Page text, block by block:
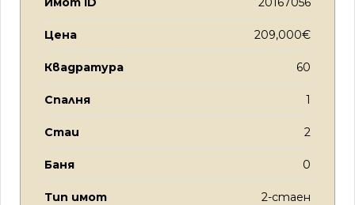
Цена 209,000€
Квадратура 60
Спалня 1
Стаи 2
Баня 0
Тип имот 2-стаен